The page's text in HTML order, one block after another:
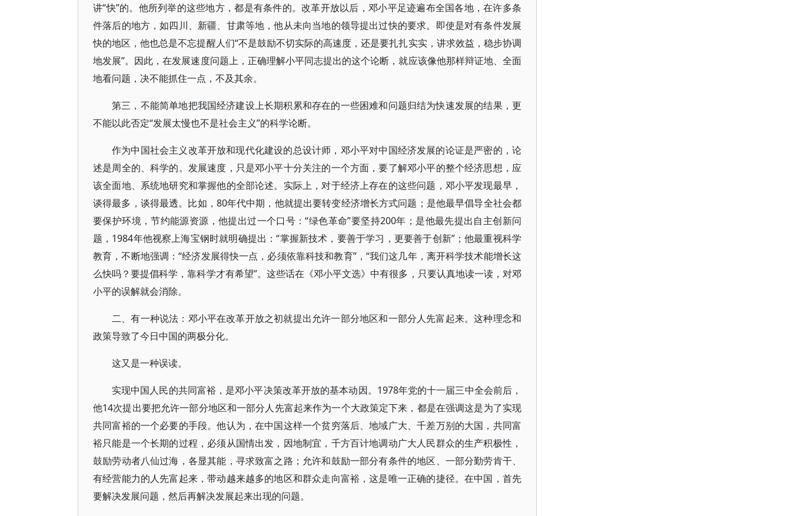
讲“快”的。他所列举的这些地方，都是有条件的。改革开放以后，邓小平足迹遍布全国各地，在许多条
件落后的地方，如四川、新疆、甘肃等地，他从未向当地的领导提出过快的要求。即使是对有条件发展
快的地区，他也总是不忘提醒人们“不是鼓励不切实际的高速度，还是要扎扎实实，讲求效益，稳步协调
地发展”。因此，在发展速度问题上，正确理解小平同志提出的这个论断，就应该像他那样辩证地、全面
地看问题，决不能抓住一点，不及其余。
第三，不能简单地把我国经济建设上长期积累和存在的一些困难和问题归结为快速发展的结果，更
不能以此否定“发展太慢也不是社会主义”的科学论断。
作为中国社会主义改革开放和现代化建设的总设计师，邓小平对中国经济发展的论证是严密的，论
述是周全的、科学的。发展速度，只是邓小平十分关注的一个方面，要了解邓小平的整个经济思想，应
该全面地、系统地研究和掌握他的全部论述。实际上，对于经济上存在的这些问题，邓小平发现最早，
谈得最多，谈得最透。比如，80年代中期，他就提出要转变经济增长方式问题；是他最早倡导全社会都
要保护环境，节约能源资源，他提出过一个口号：“绿色革命”要坚持200年；是他最先提出自主创新问
题，1984年他视察上海宝钢时就明确提出：“掌握新技术，要善于学习，更要善于创新”；他最重视科学
教育，不断地强调：“经济发展得快一点，必须依靠科技和教育”，“我们这几年，离开科学技术能增长这
么快吗？要提倡科学，靠科学才有希望”。这些话在《邓小平文选》中有很多，只要认真地读一读，对邓
小平的误解就会消除。
二、有一种说法：邓小平在改革开放之初就提出允许一部分地区和一部分人先富起来。这种理念和
政策导致了今日中国的两极分化。
这又是一种误读。
实现中国人民的共同富裕，是邓小平决策改革开放的基本动因。1978年党的十一届三中全会前后，
他14次提出要把允许一部分地区和一部分人先富起来作为一个大政策定下来，都是在强调这是为了实现
共同富裕的一个必要的手段。他认为，在中国这样一个贫穷落后、地域广大、千差万别的大国，共同富
裕只能是一个长期的过程，必须从国情出发，因地制宜，千方百计地调动广大人民群众的生产积极性，
鼓励劳动者八仙过海，各显其能，寻求致富之路；允许和鼓励一部分有条件的地区、一部分勤劳肯干、
有经营能力的人先富起来，带动越来越多的地区和群众走向富裕，这是唯一正确的捷径。在中国，首先
要解决发展问题，然后再解决发展起来出现的问题。